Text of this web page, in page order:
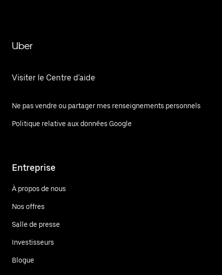
Uber
Visiter le Centre d'aide
Ne pas vendre ou partager mes renseignements personnels
Politique relative aux données Google
Entreprise
À propos de nous
Nos offres
Salle de presse
Investisseurs
Blogue